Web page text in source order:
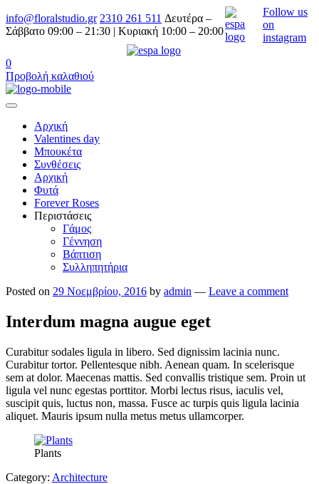
info@floralstudio.gr 2310 261 511 Δευτέρα –
Σάββατο 09:00 – 21:30 | Κυριακή 10:00 – 20:00
Follow us
on
instagram
0
Προβολή καλαθιού
Αρχική
Valentines day
Μπουκέτα
Συνθέσεις
Αρχική
Φυτά
Forever Roses
Περιστάσεις
Γάμος
Γέννηση
Βάπτιση
Συλληπητήρια
Posted on 29 Νοεμβρίου, 2016 by admin — Leave a comment
Interdum magna augue eget
Curabitur sodales ligula in libero. Sed dignissim lacinia nunc.
Curabitur tortor. Pellentesque nibh. Aenean quam. In scelerisque
sem at dolor. Maecenas mattis. Sed convallis tristique sem. Proin ut
ligula vel nunc egestas porttitor. Morbi lectus risus, iaculis vel,
suscipit quis, luctus non, massa. Fusce ac turpis quis ligula lacinia
aliquet. Mauris ipsum nulla metus metus ullamcorper.
Plants
Category: Architecture